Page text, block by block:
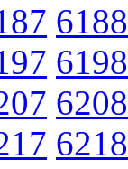
6188
6198
6208
6218